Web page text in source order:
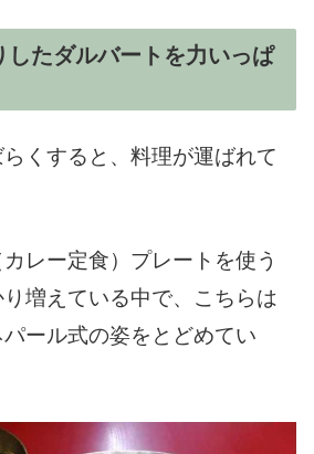
したダルバートを力いっぱ
くすると、料理が運ばれて
レー定食）プレートを使う
増えている中で、こちらは
ール式の姿をとどめてい